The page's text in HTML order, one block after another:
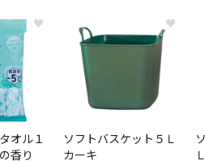
♥
オル１
香り
♥
ソフトバスケット５Ｌ
カーキ